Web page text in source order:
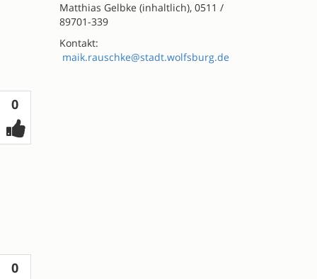
0Votes
0Votes
Matthias Gelbke (inhaltlich), 0511 /
89701-339
Kontakt:
maik.rauschke@stadt.wolfsburg.de